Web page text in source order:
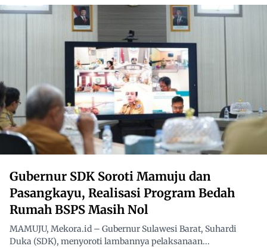
Gubernur SDK Soroti Mamuju dan
Pasangkayu, Realisasi Program Bedah
Rumah BSPS Masih Nol
MAMUJU, Mekora.id – Gubernur Sulawesi Barat, Suhardi
Duka (SDK), menyoroti lambannya pelaksanaan...